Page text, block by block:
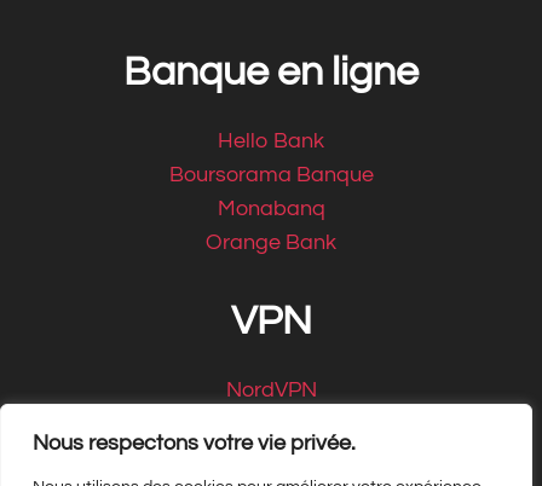
Nous respectons votre vie privée.
Banque en ligne
Hello Bank
Boursorama Banque
Monabanq
Orange Bank
VPN
NordVPN